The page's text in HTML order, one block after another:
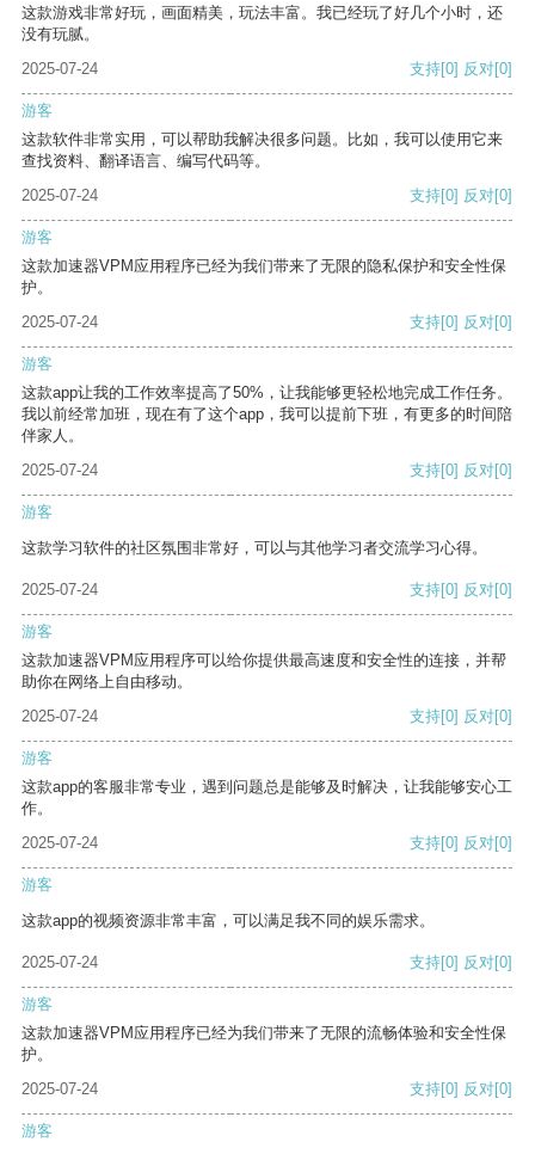
这款游戏非常好玩，画面精美，玩法丰富。我已经玩了好几个小时，还
没有玩腻。
2025-07-24
支持[0] 反对[0]
游客
这款软件非常实用，可以帮助我解决很多问题。比如，我可以使用它来
查找资料、翻译语言、编写代码等。
2025-07-24
支持[0] 反对[0]
游客
这款加速器VPM应用程序已经为我们带来了无限的隐私保护和安全性保
护。
2025-07-24
支持[0] 反对[0]
游客
这款app让我的工作效率提高了50%，让我能够更轻松地完成工作任务。
我以前经常加班，现在有了这个app，我可以提前下班，有更多的时间陪
伴家人。
2025-07-24
支持[0] 反对[0]
游客
这款学习软件的社区氛围非常好，可以与其他学习者交流学习心得。
2025-07-24 支持[0] 反对[0]
游客
这款加速器VPM应用程序可以给你提供最高速度和安全性的连接，并帮
助你在网络上自由移动。
2025-07-24
支持[0] 反对[0]
游客
这款app的客服非常专业，遇到问题总是能够及时解决，让我能够安心工
作。
2025-07-24
支持[0] 反对[0]
游客
这款app的视频资源非常丰富，可以满足我不同的娱乐需求。
2025-07-24 支持[0] 反对[0]
游客
这款加速器VPM应用程序已经为我们带来了无限的流畅体验和安全性保
护。
2025-07-24
支持[0] 反对[0]
游客